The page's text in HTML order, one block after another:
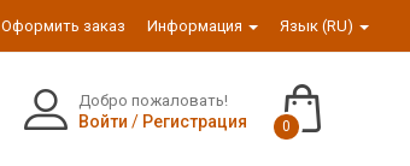
Оформить заказ Информация Язык (RU)
Добро пожаловать!
Войти / Регистрация 0